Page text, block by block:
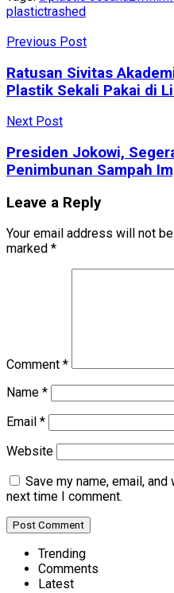
plastictrashed
Previous Post
Ratusan Sivitas
Plastik Sekali Pakai di
Next Post
Presiden Jokowi,
Penimbunan Sampah
Leave a Reply
Your email address will not
marked *
Comment *
Name *
Email *
Website
Save my name, email,
next time I comment.
Trending
Comments
Latest